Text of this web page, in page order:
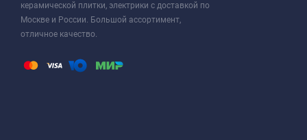
керамической плитки, электрики с доставкой по
Москве и России. Большой ассортимент,
отличное качество.